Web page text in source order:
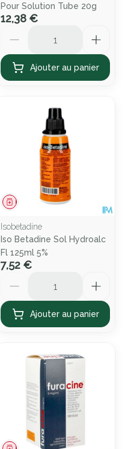
Pour Solution Tube 20g
12,38 €
Ajouter au panier
Médicament
Isobetadine
Iso Betadine Sol Hydroalc
Fl 125ml 5%
7,52 €
Ajouter au panier